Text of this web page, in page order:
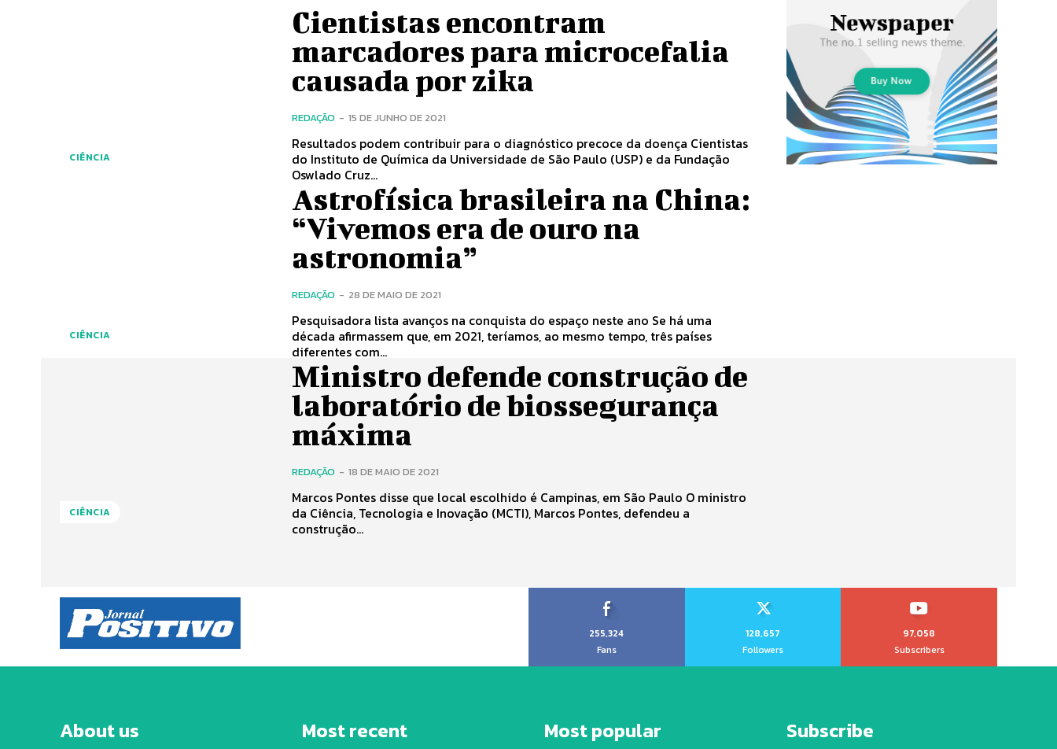
CIÊNCIA
Cientistas encontram
marcadores para microcefalia
causada por zika
REDAÇÃO - 15 DE JUNHO DE 2021
Resultados podem contribuir para o diagnóstico precoce da doença Cientistas
do Instituto de Química da Universidade de São Paulo (USP) e da Fundação
Oswlado Cruz...
CIÊNCIA
Astrofísica brasileira na China:
“Vivemos era de ouro na
astronomia”
REDAÇÃO - 28 DE MAIO DE 2021
Pesquisadora lista avanços na conquista do espaço neste ano Se há uma
década afirmassem que, em 2021, teríamos, ao mesmo tempo, três países
diferentes com...
CIÊNCIA
Ministro defende construção de
laboratório de biossegurança
máxima
REDAÇÃO - 18 DE MAIO DE 2021
Marcos Pontes disse que local escolhido é Campinas, em São Paulo O ministro
da Ciência, Tecnologia e Inovação (MCTI), Marcos Pontes, defendeu a
construção...
255,324
Fans
128,657
Followers
97,058
Subscribers
About us Most recent Most popular Subscribe